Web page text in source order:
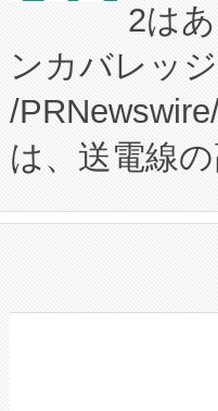
のアクセス
Fully-
プログラム
に関する技
構造化トレ
上げおよび
設備整備お
加組織は、
選定された
ードする
ーエネルギ
た。 Voltaiq
定、統合、
安全性を追
増加してい
る電力網に
事業者の負
系統連系を
2は
ンカバレッ
/
は、送電線
や穀物倉庫
リューショ
したAvia 2
狭視野の
ケーブル、